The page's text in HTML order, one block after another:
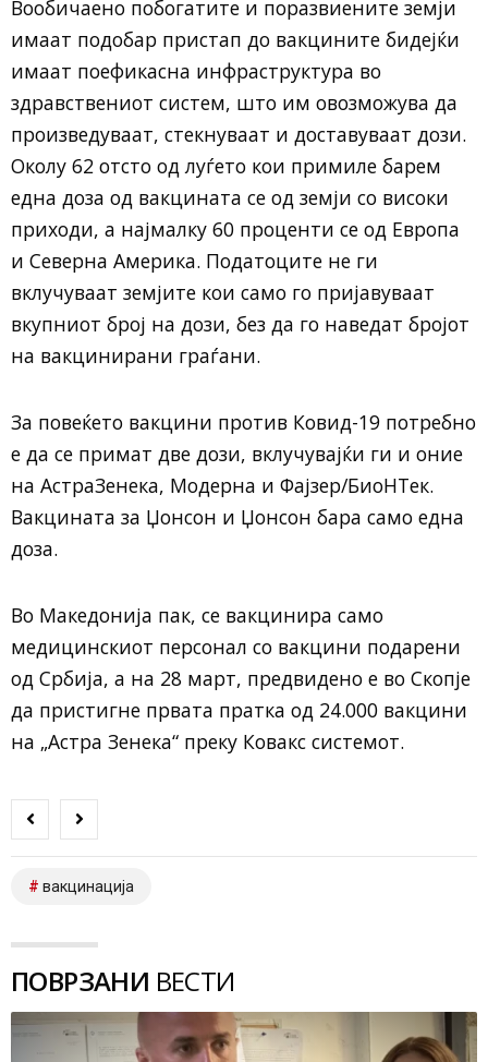
Вообичаено побогатите и поразвиените земји
имаат подобар пристап до вакцините бидејќи
имаат поефикасна инфраструктура во
здравствениот систем, што им овозможува да
произведуваат, стекнуваат и доставуваат дози.
Околу 62 отсто од луѓето кои примиле барем
една доза од вакцината се од земји со високи
приходи, а најмалку 60 проценти се од Европа
и Северна Америка. Податоците не ги
вклучуваат земјите кои само го пријавуваат
вкупниот број на дози, без да го наведат бројот
на вакцинирани граѓани.
За повеќето вакцини против Ковид-19 потребно
е да се примат две дози, вклучувајќи ги и оние
на АстраЗенека, Модерна и Фајзер/БиоНТек.
Вакцината за Џонсон и Џонсон бара само една
доза.
Во Македонија пак, се вакцинира само
медицинскиот персонал со вакцини подарени
од Србија, а на 28 март, предвидено е во Скопје
да пристигне првата пратка од 24.000 вакцини
на „Астра Зенека“ преку Ковакс системот.
вакцинација
ПОВРЗАНИ ВЕСТИ